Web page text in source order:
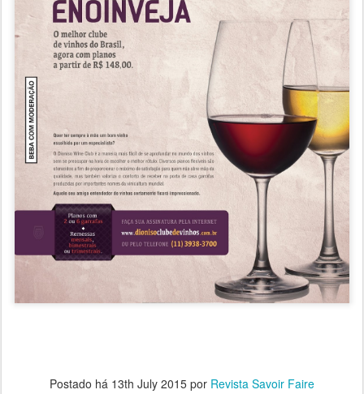
Postado há 13th July 2015 por Revista Savoir Faire